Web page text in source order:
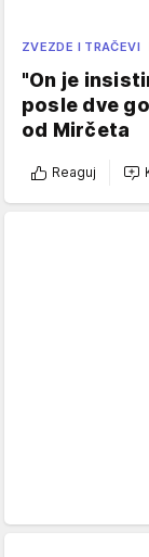
ZVEZDE I TRAČEVI
"On je
posle dve
od Mirčeta
Reaguj